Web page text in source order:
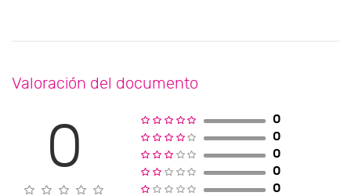
Valoración del documento
0
0
0
0
0
0